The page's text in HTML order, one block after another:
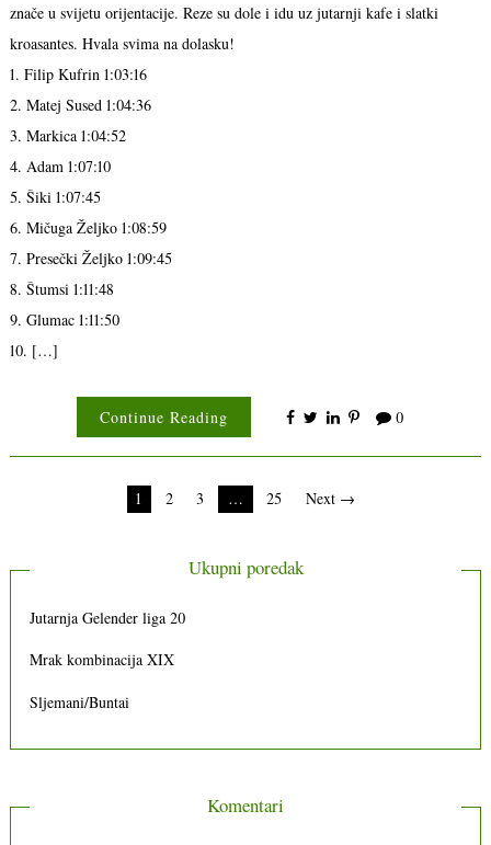
znače u svijetu orijentacije. Reze su dole i idu uz jutarnji kafe i slatki
kroasantes. Hvala svima na dolasku!
1. Filip Kufrin 1:03:16
2. Matej Sused 1:04:36
3. Markica 1:04:52
4. Adam 1:07:10
5. Šiki 1:07:45
6. Mičuga Željko 1:08:59
7. Presečki Željko 1:09:45
8. Štumsi 1:11:48
9. Glumac 1:11:50
10. […]
Continue Reading 0
objava
1 2 3 … 25 Next →
Ukupni poredak
Jutarnja Gelender liga 20
Mrak kombinacija XIX
Sljemani/Buntai
Komentari